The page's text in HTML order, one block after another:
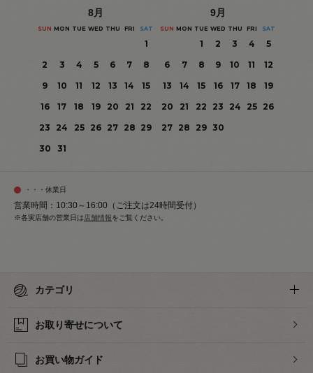
8月
SUN MON TUE WED THU FRI SAT
1
2
3 4 5 6 7
8
9
10 11 12 13 14
15
16
17 18 19 20 21
22
23
24 25 26 27 28 29
30
31
9月
SUN MON TUE WED THU FRI SAT
1 2 3 4
5
6
7 8 9 10 11
12
13
14 15 16 17 18
19
20
21 22 23 24 25
26
27 28 29 30
・・・休業日
営業時間：10:30～16:00（ご注文は24時間受付）
※各実店舗の営業日は 店舗情報をご覧ください。
カテゴリ
お取り寄せについて
お買い物ガイド